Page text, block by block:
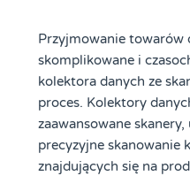
Przyjmowanie towarów
skomplikowane i
kolektora danych ze
proces. Kolektory
zaawansowane
precyzyjne skanowanie
znajdujących się na